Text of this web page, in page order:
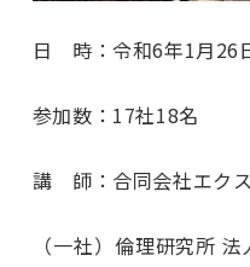
日 時：令和6年1月26
参加数：17社18名
講 師：合同会社エク
（一社）倫理研究所